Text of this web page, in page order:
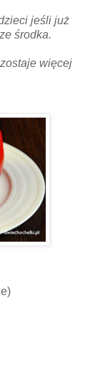
jeśli już
środka.
więcej